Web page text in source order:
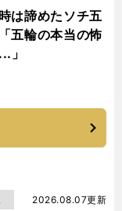
は諦めたソチ五
五輪の本当の怖
」
2026.08.07更新